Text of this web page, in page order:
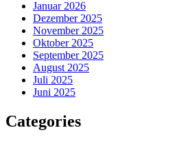
Januar 2026
Dezember 2025
November 2025
Oktober 2025
September 2025
August 2025
Juli 2025
Juni 2025
Categories